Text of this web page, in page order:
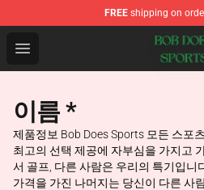
FREE shipping on
Open menu
Bob Does Sports Store -
이름 *
제품정보 Bob Does Sports 모든 스포
최고의 선택 제공에 자부심을 가지고
서 골프, 다른 사람은 우리의 특기입니
가격을 가진 나머지는 당신이 다른 사